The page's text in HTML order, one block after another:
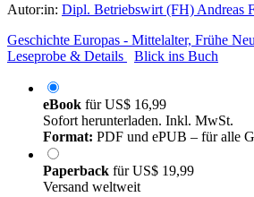
Autor:in: Dipl. Betriebswirt (FH) Andreas
Geschichte Europas - Mittelalter, Frühe
Leseprobe & Details
Blick ins Buch
eBook fürUS$ 16,99
Sofort herunterladen. Inkl. MwSt.
Format: PDF und ePUB – für alle
Paperback fürUS$ 19,99
Versand weltweit